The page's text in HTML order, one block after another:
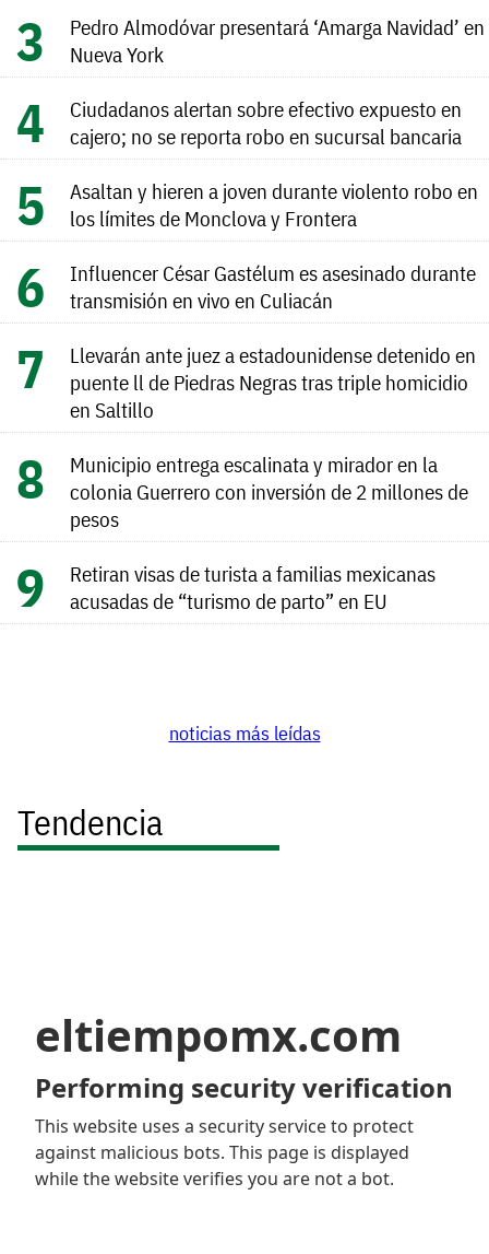
Pedro Almodóvar presentará ‘Amarga Navidad’ en
Nueva York
Ciudadanos alertan sobre efectivo expuesto en
cajero; no se reporta robo en sucursal bancaria
Asaltan y hieren a joven durante violento robo en
los límites de Monclova y Frontera
Influencer César Gastélum es asesinado durante
transmisión en vivo en Culiacán
Llevarán ante juez a estadounidense detenido en
puente ll de Piedras Negras tras triple homicidio
en Saltillo
Municipio entrega escalinata y mirador en la
colonia Guerrero con inversión de 2 millones de
pesos
Retiran visas de turista a familias mexicanas
acusadas de “turismo de parto” en EU
noticias más leídas
Tendencia